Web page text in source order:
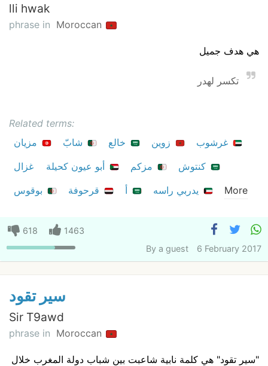
lli hwak
phrase in Moroccan
هي هدف جميل
تكسر لهدر
Related terms:
مزيان
شابّ خالع زوين
غرشوب
غزال
أبو عيون كحيلة مزكم
كنتوش
بوقوس
قرحوفة أ يدربي راسه More
618
1463
By a guest 6 February 2017
سير تقود
Sir T9awd
phrase in Moroccan
"سير تقود" هي كلمة نابية شاعبت بين شباب دولة المغرب خلال